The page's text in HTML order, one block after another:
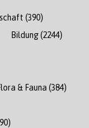
(390)
Bildung(2244)
& Fauna (384)